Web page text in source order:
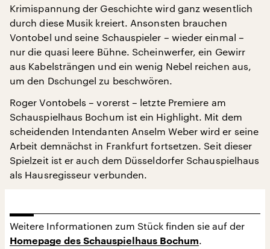
Krimispannung der Geschichte wird ganz wesentlich
durch diese Musik kreiert. Ansonsten brauchen
Vontobel und seine Schauspieler – wieder einmal –
nur die quasi leere Bühne. Scheinwerfer, ein Gewirr
aus Kabelsträngen und ein wenig Nebel reichen aus,
um den Dschungel zu beschwören.
Roger Vontobels – vorerst – letzte Premiere am
Schauspielhaus Bochum ist ein Highlight. Mit dem
scheidenden Intendanten Anselm Weber wird er seine
Arbeit demnächst in Frankfurt fortsetzen. Seit dieser
Spielzeit ist er auch dem Düsseldorfer Schauspielhaus
als Hausregisseur verbunden.
Weitere Informationen zum Stück finden sie auf der
Homepage des Schauspielhaus Bochum.